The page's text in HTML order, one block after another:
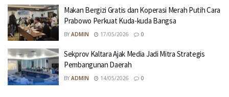
Makan Bergizi Gratis dan Koperasi Merah Putih Cara
Prabowo Perkuat Kuda-kuda Bangsa
BY ADMIN 17/05/2026 0
Sekprov Kaltara Ajak Media Jadi Mitra Strategis
Pembangunan Daerah
BY ADMIN 14/05/2026 0